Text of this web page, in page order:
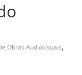
Obras Audiovisuais,